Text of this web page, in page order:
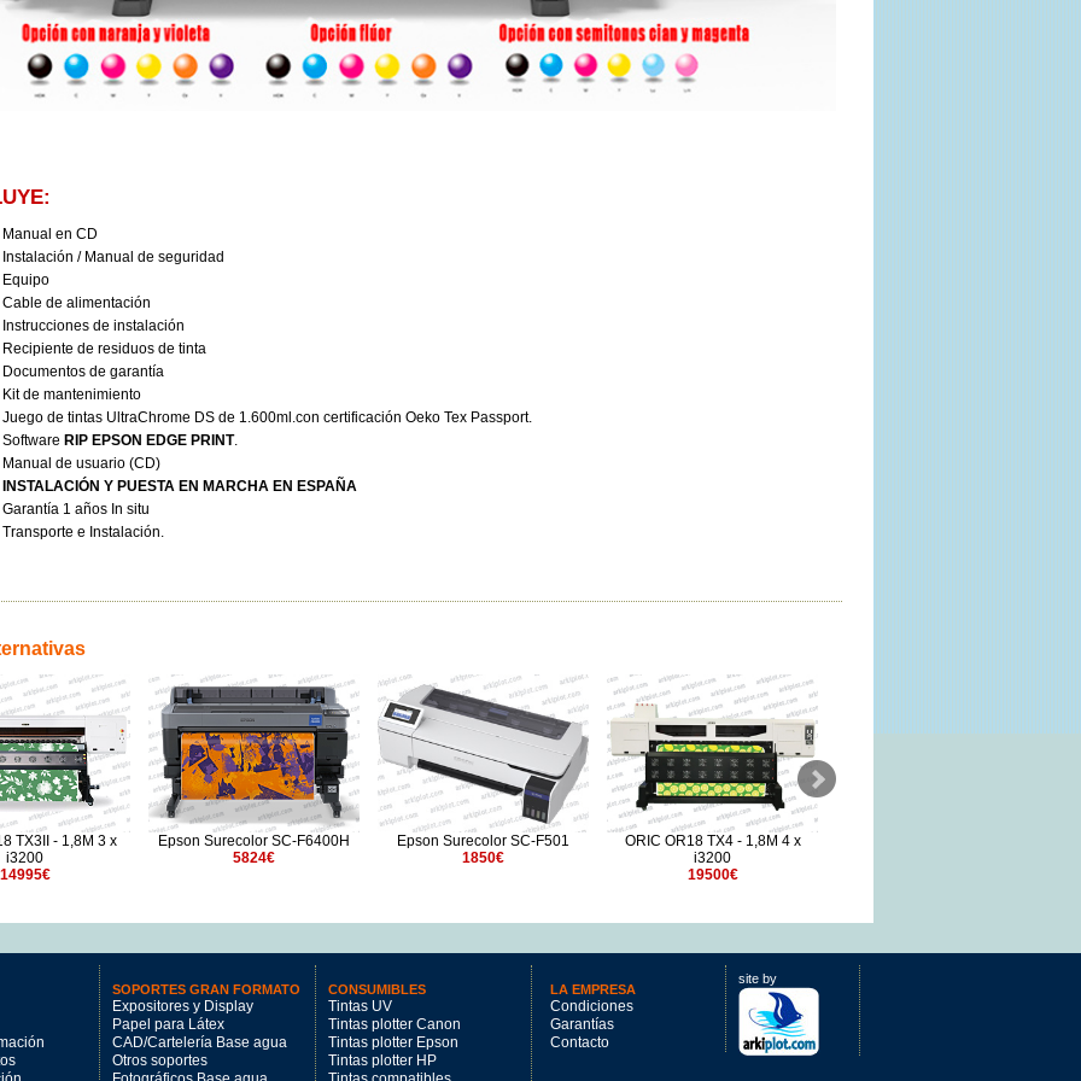
Manual en CD
Instalación / Manual de seguridad
Equipo
Cable de alimentación
Instrucciones de instalación
Recipiente de residuos de tinta
Documentos de garantía
Kit de mantenimiento
Juego de tintas UltraChrome DS de 1.600ml.con certificación Oeko Tex Passport.
Software RIP EPSON EDGE PRINT.
Manual de usuario (CD)
INSTALACIÓN Y PUESTA EN MARCHA EN ESPAÑA
Garantía 1 años In situ
Transporte e Instalación.
TX3II - 1,8M 3 x
i3200
14995€
Epson Surecolor SC-F6400H
5824€
Epson Surecolor SC-F501
1850€
ORIC OR18 TX4 - 1,8M 4 x
i3200
19500€
SOPORTES GRAN FORMATO
Expositores y Display
Papel para Látex
CAD/Cartelería Base agua
Otros soportes
CONSUMIBLES
Tintas UV
Tintas plotter Canon
Tintas plotter Epson
Tintas plotter HP
LA EMPRESA
Condiciones
Garantías
Contacto
site by